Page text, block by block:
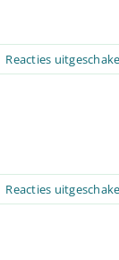
Reacties
Reacties